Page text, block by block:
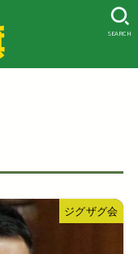
SEARCH
ジグザグ会